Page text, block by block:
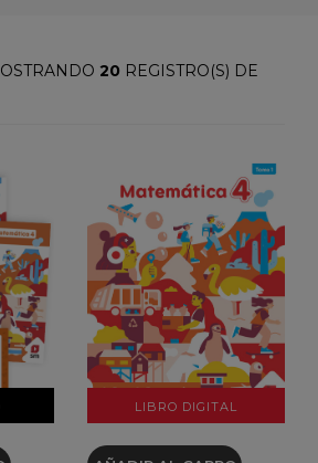
20 REGISTRO(S) DE
LIBRO DIGITAL
VER DETALLES